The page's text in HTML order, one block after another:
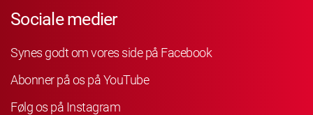
Sociale medier
Synes godt om vores side på Facebook
Abonner på os på YouTube
Følg os på Instagram